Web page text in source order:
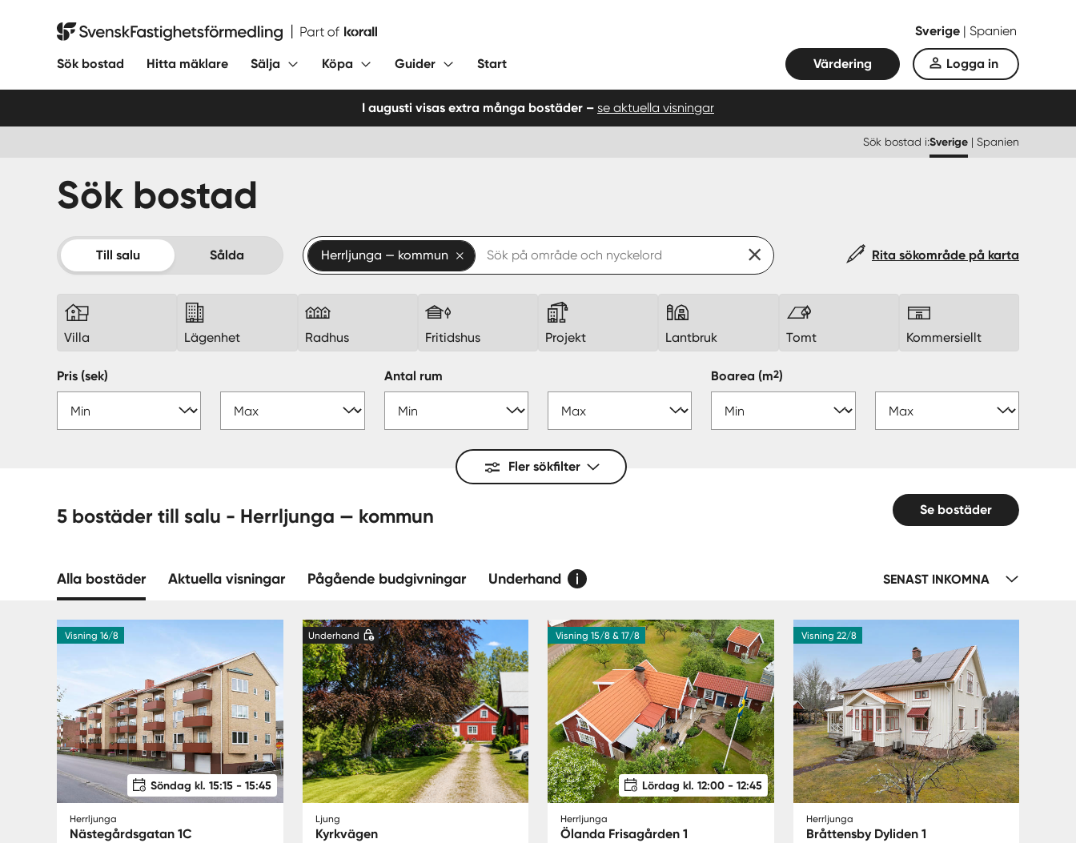
Svensk Fastighetsförmedling Sverige | Spanien
Sök bostad Hitta mäklare Sälja Köpa Guider Start Värdering Logga in
I augusti visas extra många bostäder – se aktuella visningar
Sök bostad i:Sverige | Spanien
Sök bostad
Till salu Sålda Herrljunga — kommun Rita sökområde på karta
Villa Lägenhet Radhus Fritidshus Projekt Lantbruk Tomt Kommersiellt
Pris (sek) Antal rum Boarea(m2)
Fler sökfilter
5 bostäder till salu - Herrljunga — kommun Se bostäder
Alla bostäder Aktuella visningar Pågående budgivningar Underhand SENAST INKOMNA
Visning 16/8
Söndag kl. 15:15 - 15:45
Herrljunga
Nästegårdsgatan 1C
Underhand
Ljung
Kyrkvägen
Visning 15/8 & 17/8
Lördag kl. 12:00 - 12:45
Herrljunga
Ölanda Frisagården 1
Visning 22/8
Herrljunga
Bråttensby Dyliden 1